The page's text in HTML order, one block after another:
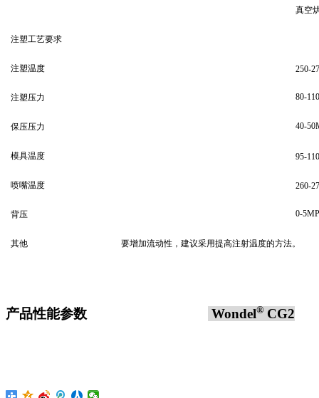
真空
注塑工艺要求
注塑温度 250-
注塑压力 80-
保压压力 40-
模具温度 95-
喷嘴温度 260-
背压 0-
其他 要增加流动性，建议采用提高注射温度的方法。
产品性能参数 Wondel® CG2